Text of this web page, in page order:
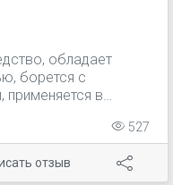
обладает
борется с
в
527
отзыв